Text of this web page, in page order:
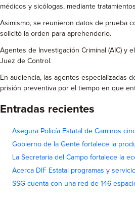
médicos y sicólogas, mediante
Asimismo, se reunieron datos de prueba
solicitó la orden para aprehenderlo.
Agentes de Investigación Criminal (AIC) y
Juez de Control.
En audiencia, las agentes especializadas
prisión preventiva por el tiempo en que
Entradas recientes
Asegura Policía Estatal de Caminos
Gobierno de la Gente fortalece la
La Secretaria del Campo fortalece la
Acerca DIF Estatal programas y
SSG cuenta con una red de 146